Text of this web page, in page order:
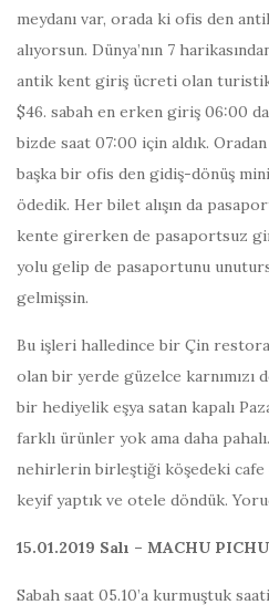
meydanı var, orada ki ofis den
alıyorsun. Dünya’nın 7
antik kent giriş ücreti olan
$46. sabah en erken giriş 06:00
bizde saat 07:00 için aldık.
başka bir ofis den gidiş-dönüş
ödedik. Her bilet alışın da
kente girerken de pasaportsuz
yolu gelip de pasaportunu
gelmişsin.
Bu işleri halledince bir Çin
olan bir yerde güzelce karnımızı
bir hediyelik eşya satan kapalı
farklı ürünler yok ama daha
nehirlerin birleştiği köşedeki cafe
keyif yaptık ve otele döndük.
15.01.2019 Salı – MACHU
Sabah saat 05.10’a kurmuştuk